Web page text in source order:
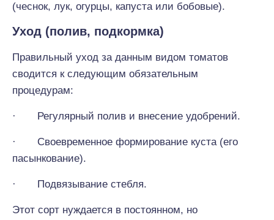
(чеснок, лук, огурцы, капуста или бобовые).
Уход (полив, подкормка)
Правильный уход за данным видом томатов
сводится к следующим обязательным
процедурам:
· Регулярный полив и внесение удобрений.
· Своевременное формирование куста (его
пасынкование).
· Подвязывание стебля.
Этот сорт нуждается в постоянном, но